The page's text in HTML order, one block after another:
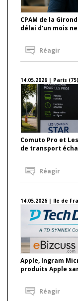
CPAM de la
délai d’un mois
Réagir
14.05.2026 | Paris (75)
Comuto Pro et
de transport
Réagir
14.05.2026 | Ile de
Apple, Ingram
produits Apple
Réagir